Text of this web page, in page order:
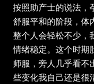
按照助产士的说法，
舒服平和的阶段，体
整个人会轻松不少，
情绪稳定。这个时期
师服，旁人几乎看不
些变化我自己还是很